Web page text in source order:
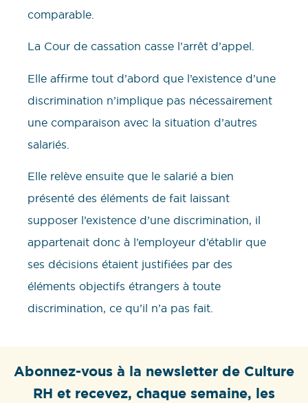
comparable.
La Cour de cassation casse l’arrêt d’appel.
Elle affirme tout d’abord que l’existence d’une
discrimination n’implique pas nécessairement
une comparaison avec la situation d’autres
salariés.
Elle relève ensuite que le salarié a bien
présenté des éléments de fait laissant
supposer l’existence d’une discrimination, il
appartenait donc à l’employeur d’établir que
ses décisions étaient justifiées par des
éléments objectifs étrangers à toute
discrimination, ce qu’il n’a pas fait.
Abonnez-vous à la newsletter de Culture
RH et recevez, chaque semaine, les